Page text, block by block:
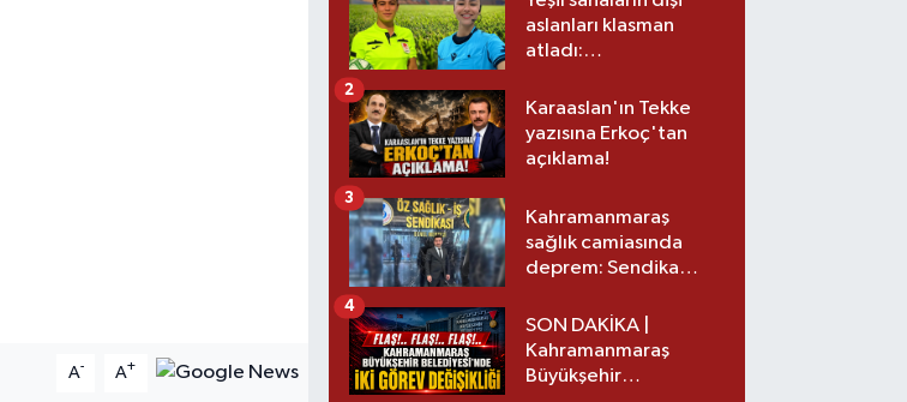
A- A+
aslanları klasman
atladı:
üst lige iki transfer!
Karaaslan'ın Tekke
yazısına Erkoç'tan
açıklama!
2
Kahramanmaraş
sağlık camiasında
deprem: Sendika
3
SON DAKİKA |
Kahramanmaraş
Büyükşehir
4